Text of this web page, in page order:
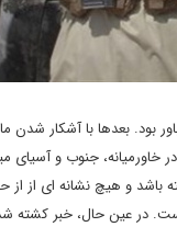
بود. بعدها با آشکار
جنوب و آسیای
و هیچ نشانه ای از
در عین حال، خبر